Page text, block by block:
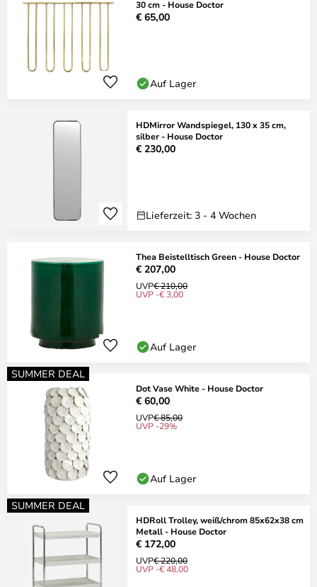
30 cm - House Doctor
€ 65,00
Auf Lager
HDMirror Wandspiegel, 130 x 35 cm,
silber - House Doctor
€ 230,00
Lieferzeit: 3 - 4 Wochen
Thea Beistelltisch Green - House Doctor
€ 207,00
UVP€ 210,00
UVP -€ 3,00
Auf Lager
SUMMER DEAL
Dot Vase White - House Doctor
€ 60,00
UVP€ 85,00
UVP -29%
Auf Lager
SUMMER DEAL
HDRoll Trolley, weiß/chrom 85x62x38 cm
Metall - House Doctor
€ 172,00
UVP€ 220,00
UVP -€ 48,00